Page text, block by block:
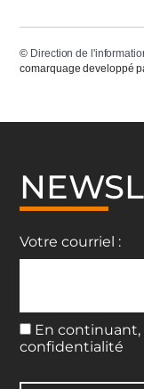
© Direction de
comarquage developpé
Votre courriel :
En continuant,
confidentialité